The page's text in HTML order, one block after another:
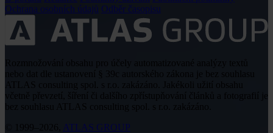
Ochrana osobních údajů Odběr časopisu
včetně převzetí, šíření či dalšího zpřístupňování článků a fotografií je
ATLAS GROUP